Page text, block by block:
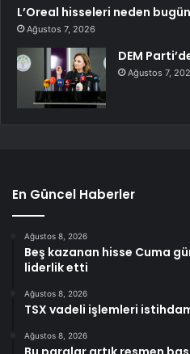
L’Oreal hisseleri neden
Ağustos 7, 2026
DEM
Ağustos 7,
En Güncel Haberler
Ağustos 8, 2026
Beş kazanan hisse Cuma
liderlik etti
Ağustos 8, 2026
TSX vadeli işlemleri
Ağustos 8, 2026